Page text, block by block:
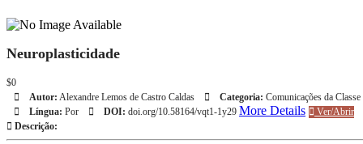
Neuroplasticidade
$0
Autor: Alexandre Lemos de Castro Caldas Categoria: Comunicações da
Língua: Por DOI: doi.org/10.58164/vqt1-1y29 More Details
Ver/Abrir
Descrição: